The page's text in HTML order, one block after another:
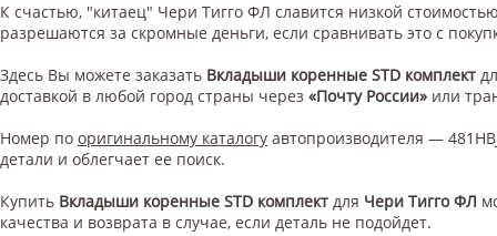
К счастью, "китаец" Чери Тигго ФЛ славится низкой
разрешаются за скромные деньги, если сравнивать это с
Здесь Вы можете заказать Вкладыши коренные STD комплект
доставкой в любой город страны через «Почту России» или
Номер по оригинальному каталогу автопроизводителя —
детали и облегчает ее поиск.
Купить Вкладыши коренные STD комплект для Чери Тигго ФЛ
качества и возврата в случае, если деталь не подойдет.